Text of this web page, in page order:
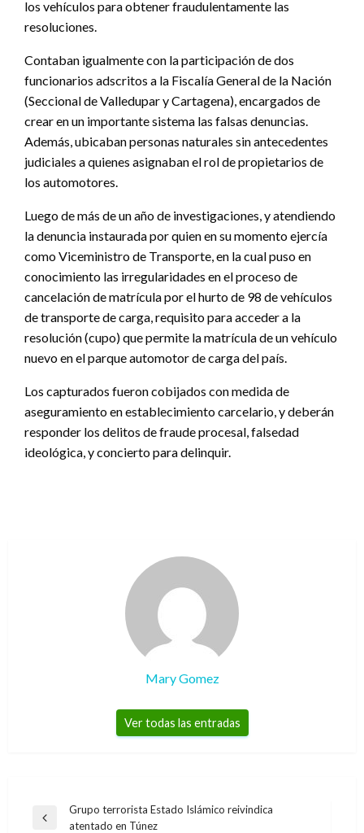
los vehículos para obtener fraudulentamente las
resoluciones.
Contaban igualmente con la participación de dos
funcionarios adscritos a la Fiscalía General de la Nación
(Seccional de Valledupar y Cartagena), encargados de
crear en un importante sistema las falsas denuncias.
Además, ubicaban personas naturales sin antecedentes
judiciales a quienes asignaban el rol de propietarios de
los automotores.
Luego de más de un año de investigaciones, y atendiendo
la denuncia instaurada por quien en su momento ejercía
como Viceministro de Transporte, en la cual puso en
conocimiento las irregularidades en el proceso de
cancelación de matrícula por el hurto de 98 de vehículos
de transporte de carga, requisito para acceder a la
resolución (cupo) que permite la matrícula de un vehículo
nuevo en el parque automotor de carga del país.
Los capturados fueron cobijados con medida de
aseguramiento en establecimiento carcelario, y deberán
responder los delitos de fraude procesal, falsedad
ideológica, y concierto para delinquir.
Mary Gomez
Ver todas las entradas
Navegación
Entrada
Grupo terrorista Estado Islámico reivindica
atentado en Túnez